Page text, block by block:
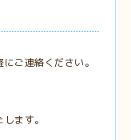
ご連絡ください。
ます。